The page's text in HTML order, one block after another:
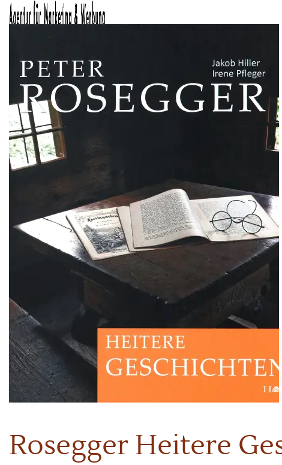
Kunst & Illustration
Illustrationen
Maskottchen
Wandbilder
Werbeagentur
Workshop
Über mich
Blog
Shop
Kontakt
Kunst & Illustration
Illustrationen
Maskottchen
Wandbilder
Werbeagentur
Workshop
0
Rosegger Heitere